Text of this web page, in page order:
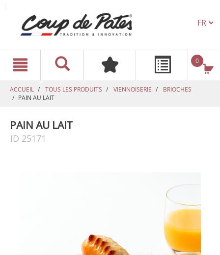
0
ACCUEIL TOUS LES PRODUITS VIENNOISERIE
BRIOCHES
PAIN AU LAIT
PAIN AU LAIT
ID 25171